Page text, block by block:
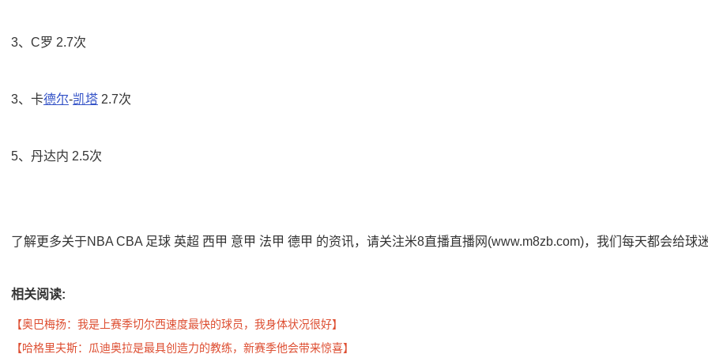
3、C罗 2.7次
3、卡德尔-凯塔 2.7次
5、丹达内 2.5次
了解更多关于NBA CBA 足球 英超 西甲 意甲 法甲 德甲 的资讯，请关注米8直播直播网(www.m8zb.com)，我们每天都会给球
相关阅读:
【奥巴梅扬：我是上赛季切尔西速度最快的球员，我身体状况很好】
【哈格里夫斯：瓜迪奥拉是最具创造力的教练，新赛季他会带来惊喜】